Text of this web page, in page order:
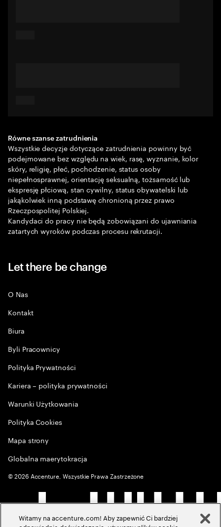
Równe szanse zatrudnienia
Wszystkie decyzje dotyczące zatrudnienia powinny być
podejmowane bez względu na wiek, rasę, wyznanie, kolor
skóry, religię, płeć, pochodzenie, status osoby
niepełnosprawnej, orientację seksualną, tożsamość lub
ekspresję płciową, stan cywilny, status obywatelski lub
jakąkolwiek inną podstawę chronioną przez prawo
Rzeczpospolitej Polskiej.
Kandydaci do pracy nie będą zobowiązani do ujawniania
zatartych wyroków podczas procesu rekrutacji.
Let there be change
O Nas
Kontakt
Biura
Byli Pracownicy
Polityka Prywatności
Kariera – polityka prywatności
Warunki Użytkowania
Polityka Cookies
Mapa strony
Globalna maerytokracja
©2026 Accenture, Wszystkie Prawa Zastrzeżone
Witamy na accenture.com! Aby zapewnić Ci bardziej